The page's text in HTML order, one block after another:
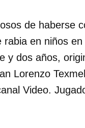
de haberse
en niños
y dos años,
Lorenzo
Video.